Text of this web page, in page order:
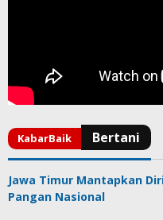
Jawa Timur Mantapkan
Pangan Nasional